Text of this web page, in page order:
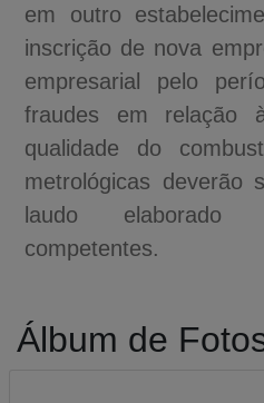
em outro
inscrição de nova
empresarial pelo
fraudes em relação
qualidade do
metrológicas deverão
laudo elaborado
competentes.
Álbum de